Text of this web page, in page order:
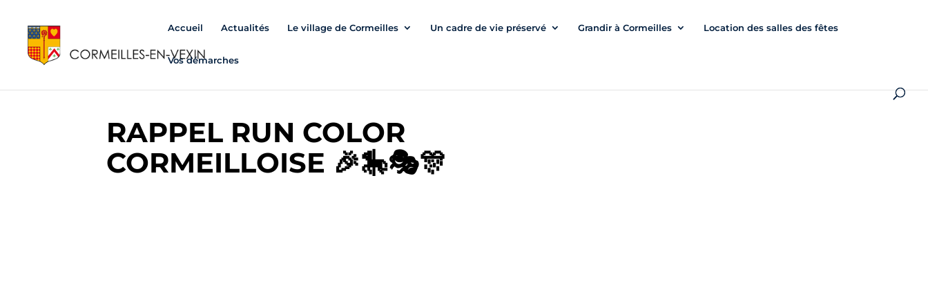
Accueil Actualités Le village de Cormeilles Un cadre de vie préservé Grandir à Cormeilles Location des salles des fêtes
Vos démarches
RAPPEL RUN COLOR
CORMEILLOISE 🎉🎠🎭🎊